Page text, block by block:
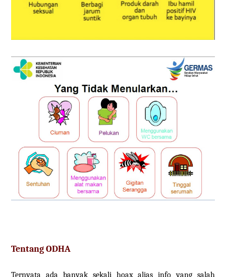
Tentang ODHA
Ternyata ada banyak sekali hoax alias info yang salah